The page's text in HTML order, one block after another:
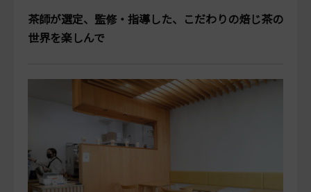
茶師が選定、監修・指導した、こだわりの焙じ茶の
世界を楽しんで